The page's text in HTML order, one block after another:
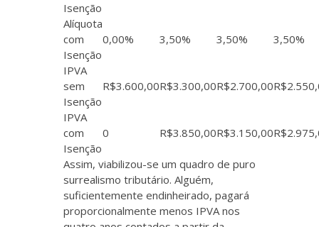
Isenção
Alíquota
com
Isenção
0,00% 3,50% 3,50% 3,50%
IPVA
sem
Isenção
R$3.600,00R$3.300,00R$2.700,00
IPVA
com
Isenção
0 R$3.850,00R$3.150,00
Assim, viabilizou-se um quadro de puro
surrealismo tributário. Alguém,
suficientemente endinheirado, pagará
proporcionalmente menos IPVA nos